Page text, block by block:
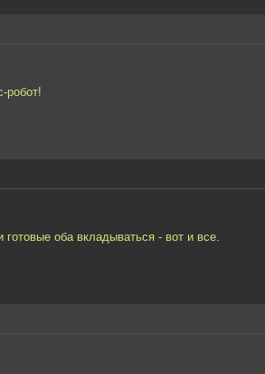
робот!
оба вкладываться - вот и все.